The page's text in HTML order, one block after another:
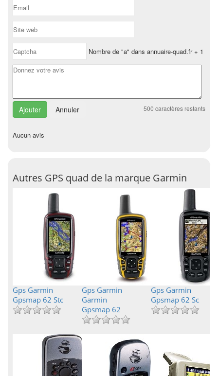
Nombre de "a" dans annuaire-quad.fr + 1
Annuler 500 caractères restants
Aucun avis
Autres GPS quad de la marque Garmin
Gps Garmin
Gpsmap 62 Stc
Gps Garmin
Garmin
Gpsmap 62
Gps Garmin
Gpsmap 62 Sc